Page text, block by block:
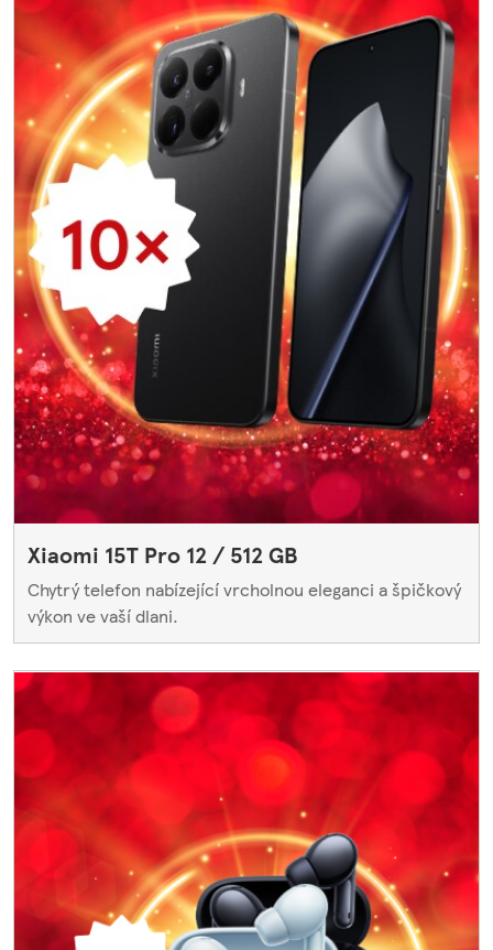
Xiaomi 15T Pro 12 / 512 GB
Chytrý telefon nabízející vrcholnou eleganci a špičkový
výkon ve vaší dlani.